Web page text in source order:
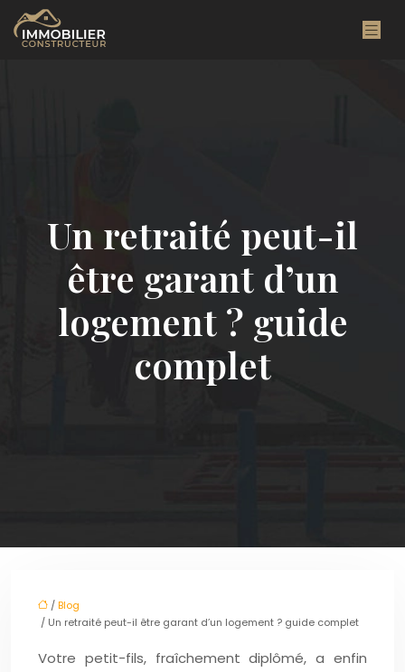
Un retraité peut-il
être garant d’un
logement ? guide
complet
/Blog
/ Un retraité peut-il être garant d’un logement ? guide complet
Votre petit-fils, fraîchement diplômé, a enfin